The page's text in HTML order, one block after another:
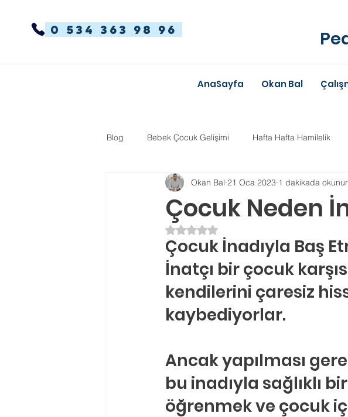
0 534 363 98 96
AnaSayfa Okan Bal
Blog Bebek Çocuk Gelişimi Hafta Hafta Hamilelik
Dikkat Dağınıklığı Hiperaktivite Anne-Baba Eğitimi
Kekemelik TYT-AYT
Ergenlik Danışmanlığı PDR Rehberlik Psikoloji
Evlilik Terapisi
Çocuk Neden
Okan Bal 21 Oca 2023 1 dakikada okunur
5 üzerinden NaN yıldız
Çocuk İnadıyla Baş
İnatçı bir çocuk
kendilerini çaresiz
kaybediyorlar.
Ancak yapılması
bu inadıyla sağlıklı
öğrenmek ve çocuk